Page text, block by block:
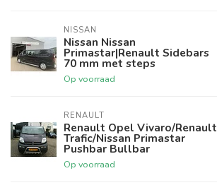
NISSAN
Nissan Nissan
Primastar|Renault Sidebars
70 mm met steps
Op voorraad
RENAULT
Renault Opel Vivaro/Renault
Trafic/Nissan Primastar
Pushbar Bullbar
Op voorraad